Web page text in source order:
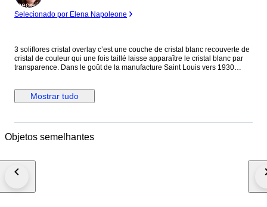
Especialista
Selecionado por Elena Napoleone
3 soliflores cristal overlay c’est une couche de cristal blanc recouverte de
cristal de couleur qui une fois taillé laisse apparaître le cristal blanc par
transparence. Dans le goût de la manufacture Saint Louis vers 1930
aucun éclat Diamètre à la base : 11.5 cm Hauteur : 16 cm à la base
évasée en cristal overlay de couleur bleu Très joli modèle laissant
tour intérieur du col Diamètre à la base : 10 cm Hauteur : 14 cm de forme
apparaître un riche décor de cupules Très bon état, aucun éclat Ø : 7 cm
Mostrar tudo
Objetos semelhantes